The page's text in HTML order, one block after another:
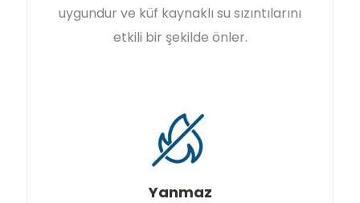
uygundur ve küf kaynaklı su sızıntılarını
etkili bir şekilde önler.
Yanmaz